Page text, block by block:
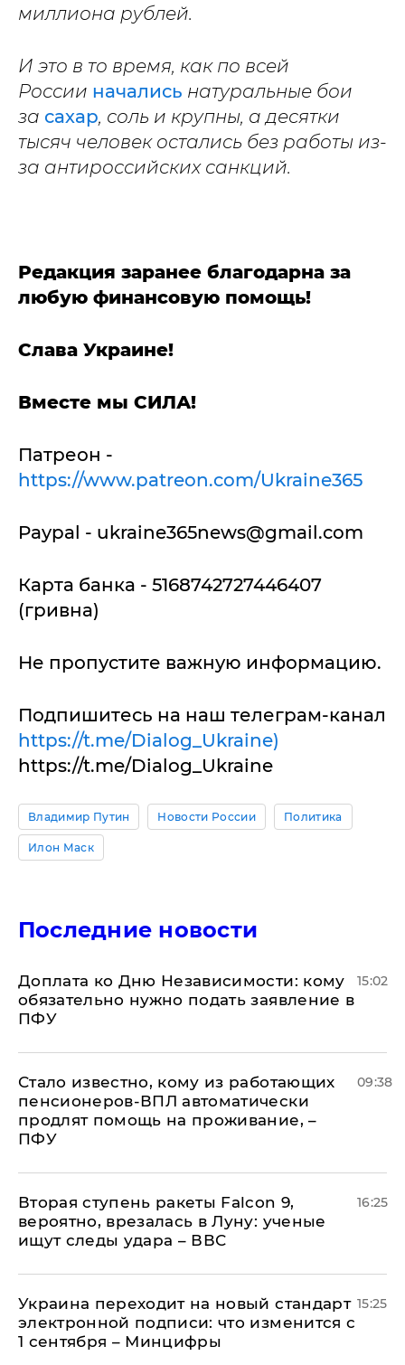
миллиона рублей.
И это в то время, как по всей
России начались натуральные бои
за сахар, соль и крупны, а десятки
тысяч человек остались без работы из-
за антироссийских санкций.
Редакция заранее благодарна за
любую финансовую помощь!
Слава Украине!
Вместе мы СИЛА!
Патреон -
https://www.patreon.com/Ukraine365
Paypal - ukraine365news@gmail.com
Карта банка - 5168742727446407
(гривна)
Не пропустите важную информацию.
Подпишитесь на наш телеграм-канал
https://t.me/Dialog_Ukraine)
https://t.me/Dialog_Ukraine
Владимир Путин Новости России Политика
Илон Маск
Последние новости
Доплата ко Дню Независимости: кому
обязательно нужно подать заявление в
ПФУ
15:02
Стало известно, кому из работающих
пенсионеров-ВПЛ автоматически
продлят помощь на проживание, –
ПФУ
09:38
Вторая ступень ракеты Falcon 9,
вероятно, врезалась в Луну: ученые
ищут следы удара – ВВС
16:25
Украина переходит на новый стандарт
электронной подписи: что изменится с
1 сентября – Минцифры
15:25